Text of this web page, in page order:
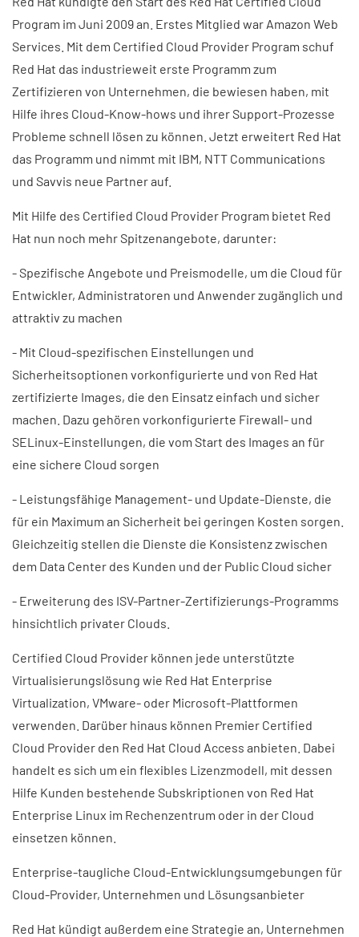
Program im Juni 2009 an. Erstes Mitglied war Amazon Web
Services. Mit dem Certified Cloud Provider Program schuf
Red Hat das industrieweit erste Programm zum
Zertifizieren von Unternehmen, die bewiesen haben, mit
Hilfe ihres Cloud-Know-hows und ihrer Support-Prozesse
Probleme schnell lösen zu können. Jetzt erweitert Red Hat
das Programm und nimmt mit IBM, NTT Communications
und Savvis neue Partner auf.
Mit Hilfe des Certified Cloud Provider Program bietet Red
Hat nun noch mehr Spitzenangebote, darunter:
- Spezifische Angebote und Preismodelle, um die Cloud für
Entwickler, Administratoren und Anwender zugänglich und
attraktiv zu machen
- Mit Cloud-spezifischen Einstellungen und
Sicherheitsoptionen vorkonfigurierte und von Red Hat
zertifizierte Images, die den Einsatz einfach und sicher
machen. Dazu gehören vorkonfigurierte Firewall- und
SELinux-Einstellungen, die vom Start des Images an für
eine sichere Cloud sorgen
- Leistungsfähige Management- und Update-Dienste, die
für ein Maximum an Sicherheit bei geringen Kosten sorgen.
Gleichzeitig stellen die Dienste die Konsistenz zwischen
dem Data Center des Kunden und der Public Cloud sicher
- Erweiterung des ISV-Partner-Zertifizierungs-Programms
hinsichtlich privater Clouds.
Certified Cloud Provider können jede unterstützte
Virtualisierungslösung wie Red Hat Enterprise
Virtualization, VMware- oder Microsoft-Plattformen
verwenden. Darüber hinaus können Premier Certified
Cloud Provider den Red Hat Cloud Access anbieten. Dabei
handelt es sich um ein flexibles Lizenzmodell, mit dessen
Hilfe Kunden bestehende Subskriptionen von Red Hat
Enterprise Linux im Rechenzentrum oder in der Cloud
einsetzen können.
Enterprise-taugliche Cloud-Entwicklungsumgebungen für
Cloud-Provider, Unternehmen und Lösungsanbieter
Red Hat kündigt außerdem eine Strategie an, Unternehmen